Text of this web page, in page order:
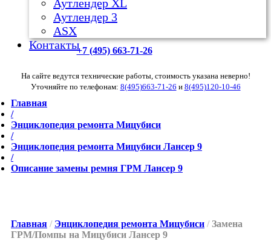
Аутлендер ХL
Аутлендер 3
ASX
Контакты+7 (495) 663-71-26
На сайте ведутся технические работы, стоимость указана неверно!
Уточняйте по телефонам: 8(495)663-71-26 и 8(495)120-10-46
Главная
/
Энциклопедия ремонта Мицубиси
/
Энциклопедия ремонта Мицубиси Лансер 9
/
Описание замены ремня ГРМ Лансер 9
Главная / Энциклопедия ремонта Мицубиси / Замена
ГРМ/Помпы на Мицубиси Лансер 9